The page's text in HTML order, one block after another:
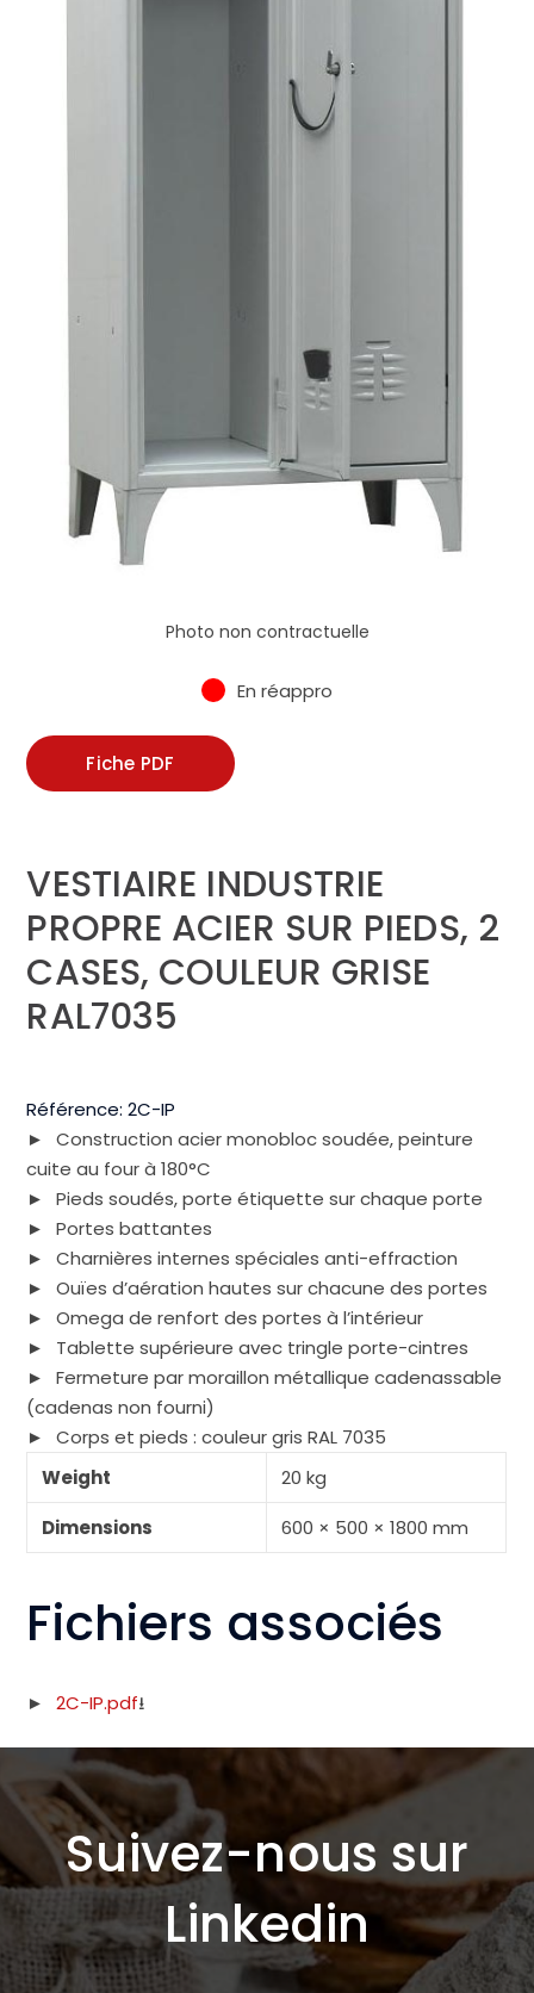
Photo non contractuelle
En réappro
Fiche PDF
VESTIAIRE INDUSTRIE
PROPRE ACIER SUR PIEDS, 2
CASES, COULEUR GRISE
RAL7035
Référence:2C-IP
Construction acier monobloc soudée, peinture
cuite au four à 180°C
Pieds soudés, porte étiquette sur chaque porte
Portes battantes
Charnières internes spéciales anti-effraction
Ouïes d’aération hautes sur chacune des portes
Omega de renfort des portes à l’intérieur
Tablette supérieure avec tringle porte-cintres
Fermeture par moraillon métallique cadenassable
(cadenas non fourni)
Corps et pieds : couleur gris RAL 7035
Weight
20 kg
Dimensions
600 × 500 × 1800 mm
Fichiers associés
2C-IP.pdf
Suivez-nous sur
Linkedin